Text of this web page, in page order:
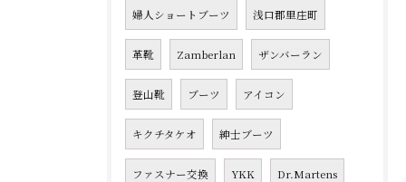
婦人ショートブーツ 浅口郡里庄町
革靴 Zamberlan ザンバーラン
登山靴 ブーツ アイコン
キクチタケオ 紳士ブーツ
ファスナー交換 YKK Dr.Martens